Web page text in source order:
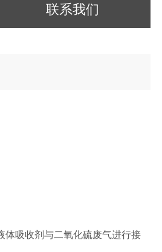
联系我们
体吸收剂与二氧化硫废气进行接